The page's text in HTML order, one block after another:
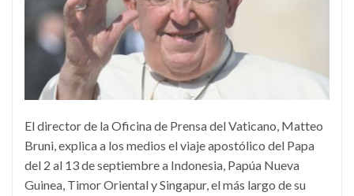
El director de la Oficina de Prensa del Vaticano, Matteo
Bruni, explica a los medios el viaje apostólico del Papa
del 2 al 13 de septiembre a Indonesia, Papúa Nueva
Guinea, Timor Oriental y Singapur, el más largo de su